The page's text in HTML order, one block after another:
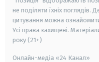
не поділяти їхніх
цитування можна
Усі права захищені.
року (21+)
Онлайн-медіа «24 Канал»